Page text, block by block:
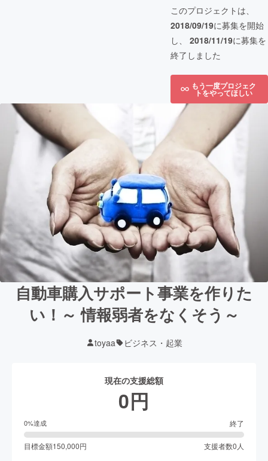
このプロジェクトは、
2018/09/19に募集を開始
し、 2018/11/19に募集を
終了しました
もう一度プロジェク
トをやってほしい
自動車購入サポート事業を作りた
い！～ 情報弱者をなくそう～
toyaa ビジネス・起業
現在の支援総額
0円
0%達成 終了
目標金額150,000円 支援者数0 人